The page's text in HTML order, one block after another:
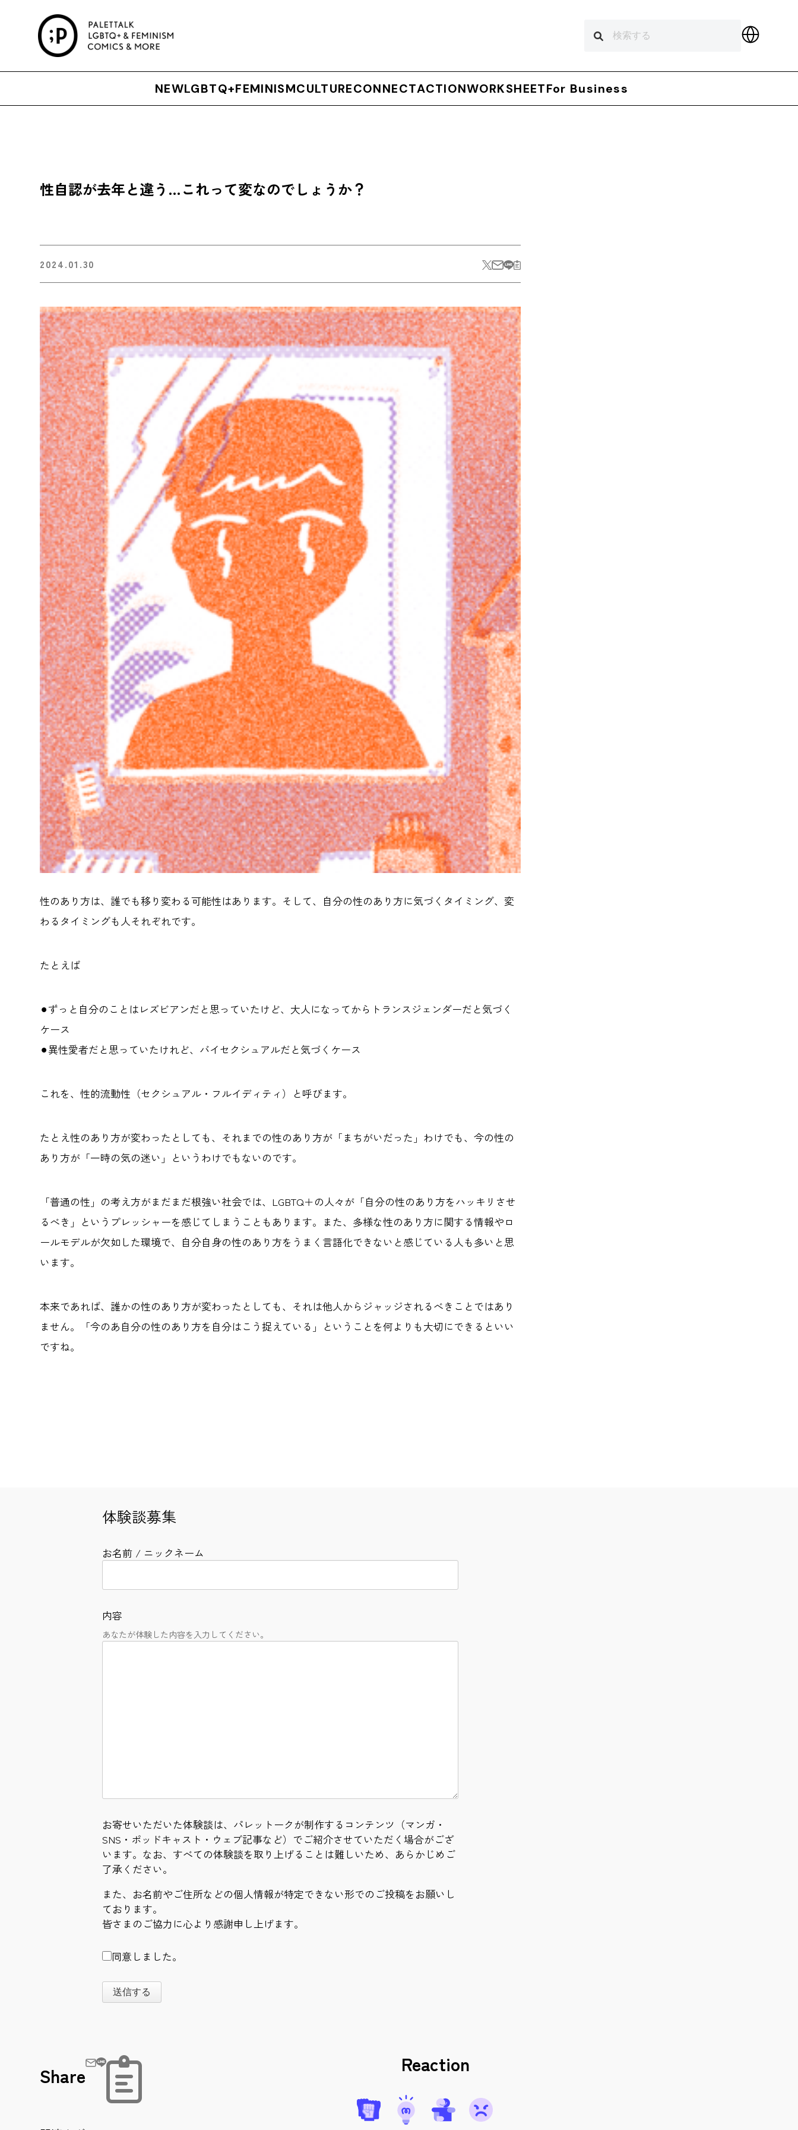
NEWLGBTQ+FEMINISMCULTURECONNECTACTIONWORKSHEETFor Business
性自認が去年と違う…これって変なのでしょうか？
2024.01.30
性のあり方は、誰でも移り変わる可能性はあります。そして、自分の性のあり方に気づくタイミング、変
わるタイミングも人それぞれです。
たとえば
⚫︎ずっと自分のことはレズビアンだと思っていたけど、大人になってからトランスジェンダーだと気づく
ケース
⚫︎異性愛者だと思っていたけれど、バイセクシュアルだと気づくケース
これを、性的流動性（セクシュアル・フルイディティ）と呼びます。
たとえ性のあり方が変わったとしても、それまでの性のあり方が「まちがいだった」わけでも、今の性の
あり方が「一時の気の迷い」というわけでもないのです。
「普通の性」の考え方がまだまだ根強い社会では、LGBTQ＋の人々が「自分の性のあり方をハッキリさせ
るべき」というプレッシャーを感じてしまうこともあります。また、多様な性のあり方に関する情報やロ
ールモデルが欠如した環境で、自分自身の性のあり方をうまく言語化できないと感じている人も多いと思
います。
本来であれば、誰かの性のあり方が変わったとしても、それは他人からジャッジされるべきことではあり
ません。「今のあ自分の性のあり方を自分はこう捉えている」ということを何よりも大切にできるといい
ですね。
体験談募集
お名前 / ニックネーム
内容
あなたが体験した内容を入力してください。
お寄せいただいた体験談は、パレットークが制作するコンテンツ（マンガ・
SNS・ポッドキャスト・ウェブ記事など）でご紹介させていただく場合がござ
います。なお、すべての体験談を取り上げることは難しいため、あらかじめご
了承ください。
また、お名前やご住所などの個人情報が特定できない形でのご投稿をお願いし
ております。
皆さまのご協力に心より感謝申し上げます。
同意しました。
送信する
Share Reaction